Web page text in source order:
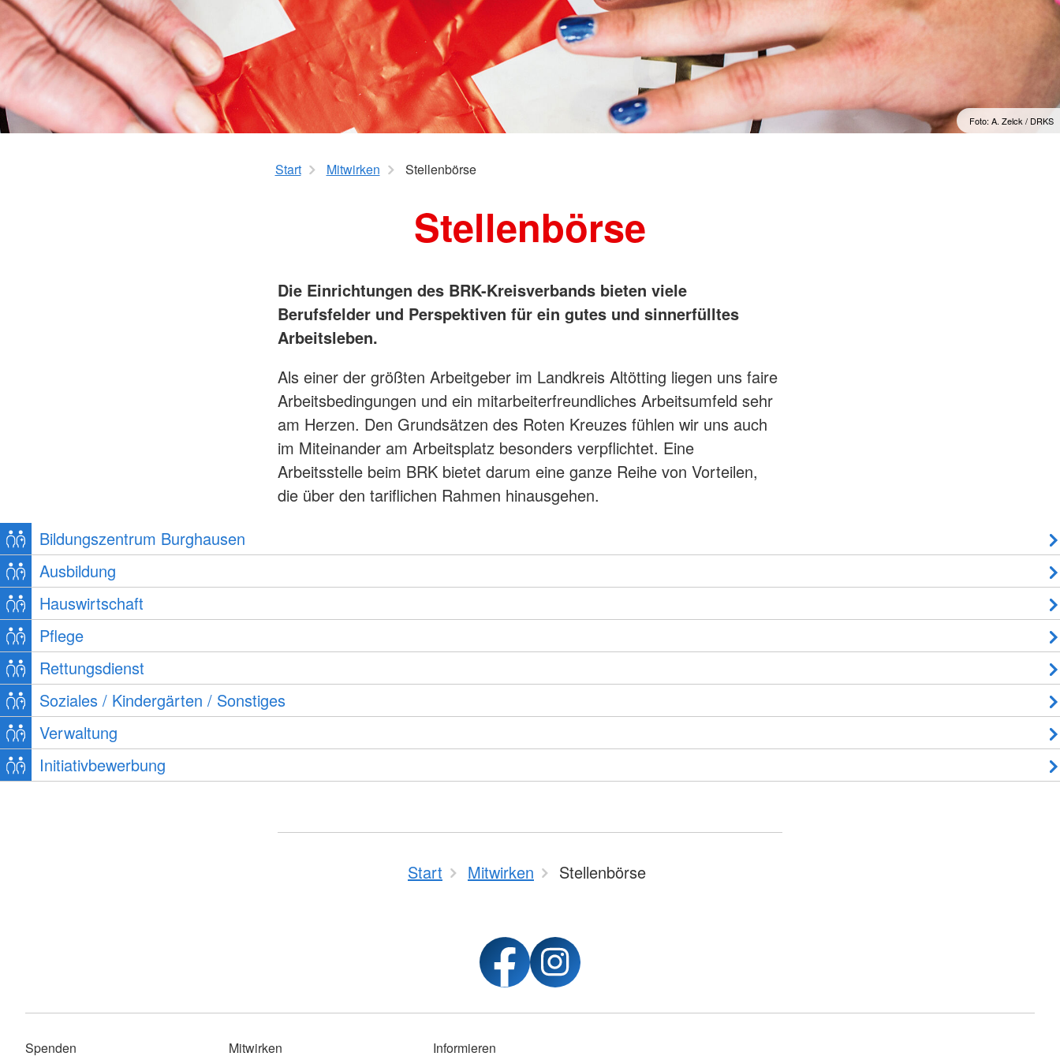
Aktive Senioren
Jugendmigrationsdienst
Suchdienst
Projekt WOHIN
Foto: A. Zelck / DRKS
Start Mitwirken Stellenbörse
Stellenbörse
Die Einrichtungen des BRK-Kreisverbands bieten viele
Berufsfelder und Perspektiven für ein gutes und sinnerfülltes
Arbeitsleben.
Als einer der größten Arbeitgeber im Landkreis Altötting liegen uns faire
Arbeitsbedingungen und ein mitarbeiterfreundliches Arbeitsumfeld sehr
am Herzen. Den Grundsätzen des Roten Kreuzes fühlen wir uns auch
im Miteinander am Arbeitsplatz besonders verpflichtet. Eine
Arbeitsstelle beim BRK bietet darum eine ganze Reihe von Vorteilen,
die über den tariflichen Rahmen hinausgehen.
Bildungszentrum Burghausen
Ausbildung
Hauswirtschaft
Pflege
Rettungsdienst
Soziales / Kindergärten / Sonstiges
Verwaltung
Initiativbewerbung
Start Mitwirken Stellenbörse
Spenden Mitwirken Informieren